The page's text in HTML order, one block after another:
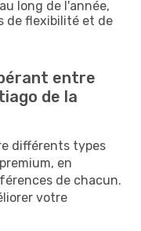
long de l'année,
de flexibilité et de
entre
de la
différents types
en
de chacun.
votre